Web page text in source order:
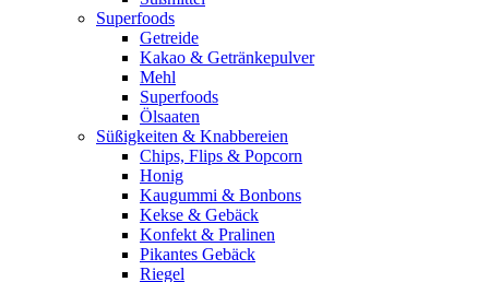
Superfoods
Getreide
Kakao & Getränkepulver
Mehl
Superfoods
Ölsaaten
Süßigkeiten & Knabbereien
Chips, Flips & Popcorn
Honig
Kaugummi & Bonbons
Kekse & Gebäck
Konfekt & Pralinen
Pikantes Gebäck
Riegel